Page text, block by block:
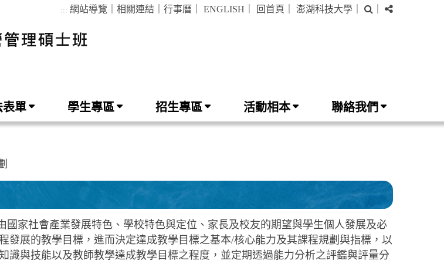
::: 網站導覽 相關連結 行事曆 ENGLISH 回首頁 澎湖科技大學
分
表單 學生專區 招生專區 活動相本 聯絡我們
國家社會產業發展特色、學校特色與定位、家長及校友的期望與學生個人發展及必
發展的教學目標，進而決定達成教學目標之基本/核心能力及其課程規劃與指標，以
識與技能以及教師教學達成教學目標之程度，並定期透過能力分析之評鑑與評量分